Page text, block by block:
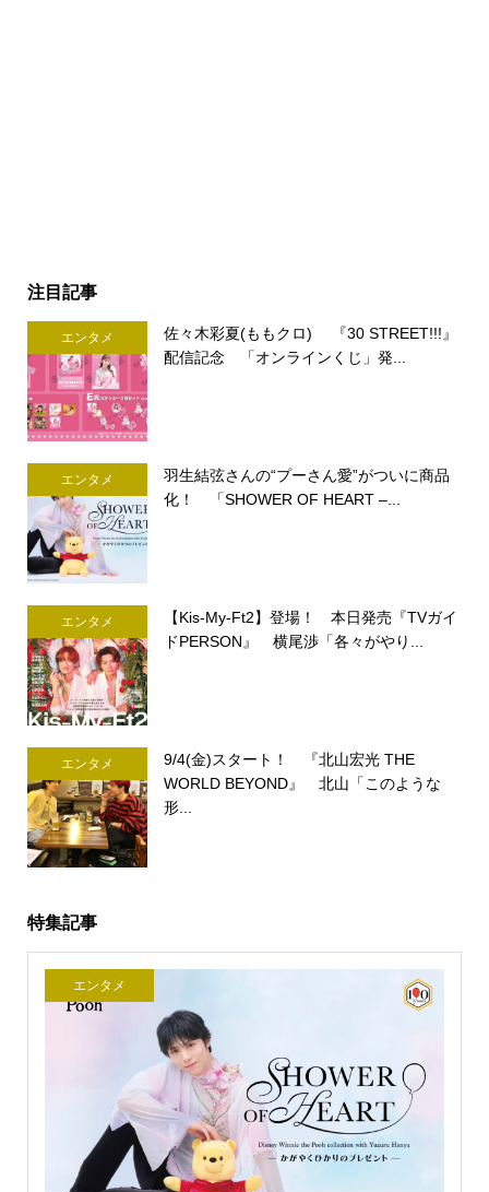
注目記事
エンタメ
佐々木彩夏(ももクロ) 『30 STREET!!!』
配信記念 「オンラインくじ」発...
エンタメ
羽生結弦さんの“プーさん愛”がついに商品
化！ 「SHOWER OF HEART –...
エンタメ
【Kis-My-Ft2】登場！ 本日発売『TVガイ
ドPERSON』 横尾渉「各々がやり...
エンタメ
9/4(金)スタート！ 『北山宏光 THE
WORLD BEYOND』 北山「このような
形...
特集記事
エンタメ